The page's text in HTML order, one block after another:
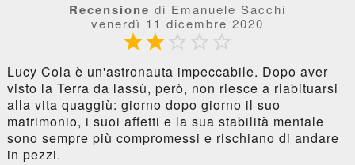
Recensione di Emanuele Sacchi
venerdì 11 dicembre 2020
   
Lucy Cola è un'astronauta impeccabile. Dopo aver
visto la Terra da lassù, però, non riesce a riabituarsi
alla vita quaggiù: giorno dopo giorno il suo
matrimonio, i suoi affetti e la sua stabilità mentale
sono sempre più compromessi e rischiano di andare
in pezzi.